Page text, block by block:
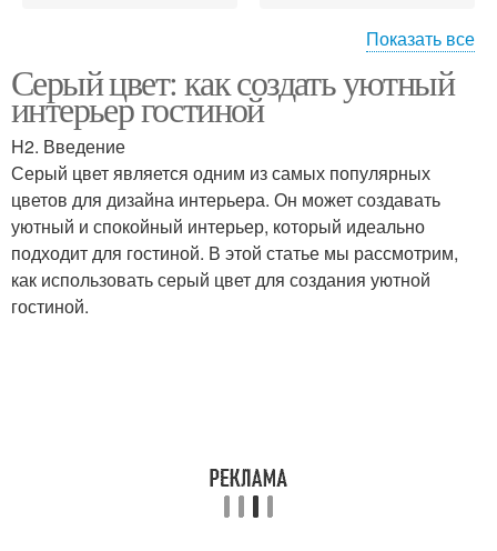
Интерьер в серых тонах Оттенки для интерьера
Оттенки в интерьере Серый стиль
Показать все
Серый цвет: как создать уютный
интерьер гостиной
H2. Введение
Серый цвет является одним из самых популярных
цветов для дизайна интерьера. Он может создавать
уютный и спокойный интерьер, который идеально
подходит для гостиной. В этой статье мы рассмотрим,
как использовать серый цвет для создания уютной
гостиной.